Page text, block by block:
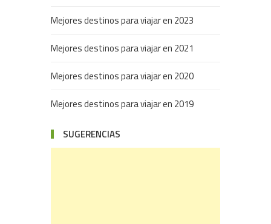
Mejores destinos para viajar en 2023
Mejores destinos para viajar en 2021
Mejores destinos para viajar en 2020
Mejores destinos para viajar en 2019
SUGERENCIAS